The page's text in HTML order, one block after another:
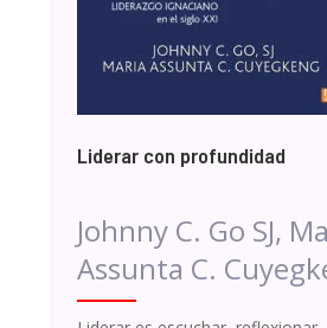
Liderar con profundidad
Johnny C. Go SJ,
Assunta C.